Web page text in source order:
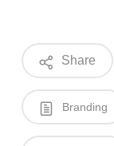
Share
Branding